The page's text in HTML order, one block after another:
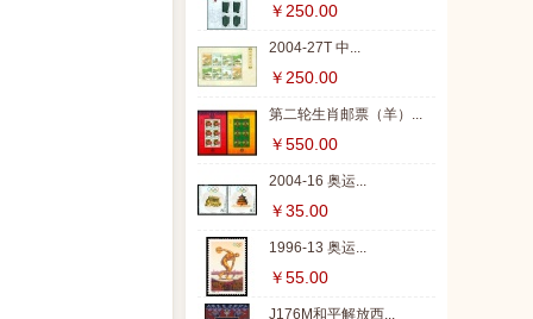
￥250.00
2004-27T 中...
￥250.00
第二轮生肖邮票（羊）...
￥550.00
2004-16 奥运...
￥35.00
1996-13 奥运...
￥55.00
J176M和平解放西...